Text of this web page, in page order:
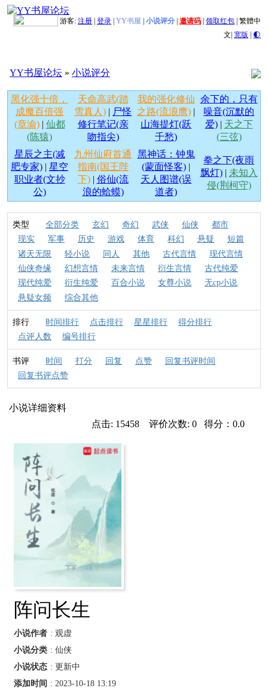
游客: 注册 登录 YY书屋 小说评分 邀请码 领取红包 繁體中
文| 宽版 | 🌓
YY书屋论坛 » 小说评分
黑化强十倍，
成魔百倍强
(章渝)| 仙都
(陈猿)
天命高武(踏
雪真人) | 尸怪
修行笔记(亲
吻指尖)
我的强化修仙
之路(流浪鹰) |
山海提灯(跃
千愁)
余下的，只有
噪音(沉默的
爱)| 天之下
(三弦)
星辰之主(减
肥专家) | 星空
职业者(文抄
公)
九州仙府首通
指南(国王陛
下)| 俗仙(流
浪的蛤蟆)
黑神话：钟鬼
(蒙面怪客) |
天人图谱(误
道者)
拳之下(夜雨
飘灯)| 未知入
侵(荆柯守)
类型 全部分类 玄幻 奇幻 武侠 仙侠
都市
现实
军事 历史 游戏 体育 科幻 悬疑
短篇
诸天无限
轻小说 同人 其他 古代言情
现代言情
仙侠奇缘
幻想言情 未来言情 衍生言情
古代纯爱
现代纯爱
衍生纯爱 百合小说 女尊小说
无cp小说
悬疑女频
综合其他
排行 时间排行 点击排行 星星排行
得分排行
点评人数
编号排行
书评 时间 打分 回复 点赞
回复书评时间
回复书评点赞
小说详细资料
点击: 15458 评价次数: 0 得分：0.0
阵问长生
小说作者 : 观虚
小说分类 : 仙侠
小说状态 : 更新中
添加时间 : 2023-10-18 13:19